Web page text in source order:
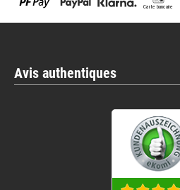
Avis authentiques